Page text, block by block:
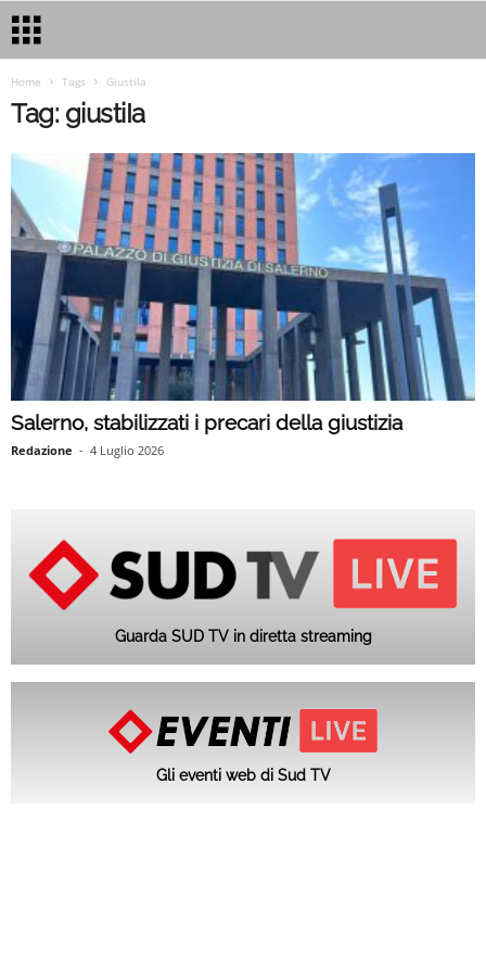
Home Tags GiustiIa
Tag: giustiIa
Salerno, stabilizzati i precari della giustizia
Redazione - 4 Luglio 2026
Guarda SUD TV in diretta streaming
Gli eventi web di Sud TV